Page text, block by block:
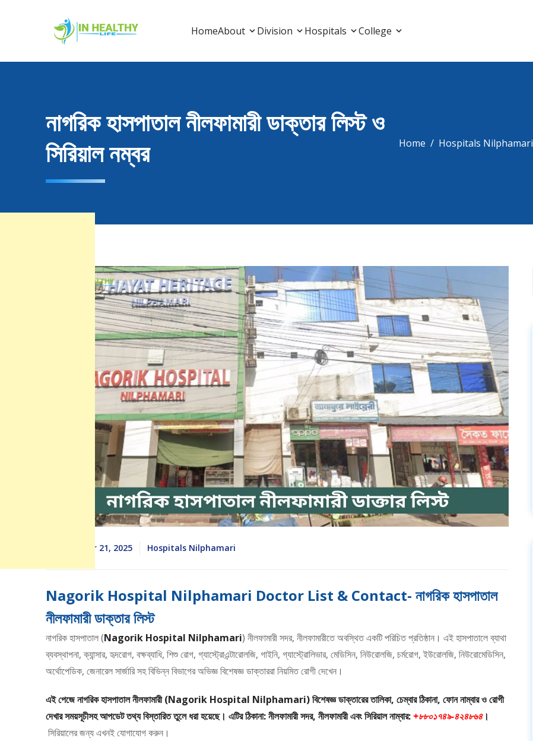
In Healthy Life
In Healthy Life, Healthy Life, Health Life, Doctor List, Doctor Listing
HomeAbout Division Hospitals College
নাগরিক হাসপাতাল নীলফামারী ডাক্তার লিস্ট ও
সিরিয়াল নম্বর
Home Hospitals Nilphamari
December 21, 2025 Hospitals Nilphamari
Nagorik Hospital Nilphamari Doctor List & Contact- নাগরিক হাসপাতাল
নীলফামারী ডাক্তার লিস্ট
নাগরিক হাসপাতাল (Nagorik Hospital Nilphamari) নীলফামারী সদর, নীলফামারীতে অবস্থিত একটি পরিচিত প্রতিষ্ঠান। এই হাসপাতালে ব্যাথা
ব্যবস্থাপনা, ক্যান্সার, হৃদরোগ, বক্ষব্যাধি, শিশু রোগ, গ্যাস্ট্রোএন্টারোলজি, গাইনি, গ্যাস্ট্রোলিভার, মেডিসিন, নিউরোলজি, চর্মরোগ, ইউরোলজি, নিউরোমেডিসিন,
অর্থোপেডিক, জেনারেল সার্জারি সহ বিভিন্ন বিভাগের অভিজ্ঞ বিশেষজ্ঞ ডাক্তাররা নিয়মিত রোগী দেখেন।
এই পেজে নাগরিক হাসপাতাল নীলফামারী (Nagorik Hospital Nilphamari) বিশেষজ্ঞ ডাক্তারের তালিকা, চেম্বার ঠিকানা, ফোন নাম্বার ও রোগী
দেখার সময়সূচীসহ আপডেট তথ্য বিস্তারিত তুলে ধরা হয়েছে। এটির ঠিকানা: নীলফামারী সদর, নীলফামারী এবং সিরিয়াল নাম্বার:+৮৮০১৭৪৯-৪২৪৮৬৪।
সিরিয়ালের জন্য এখনই যোগাযোগ করুন।